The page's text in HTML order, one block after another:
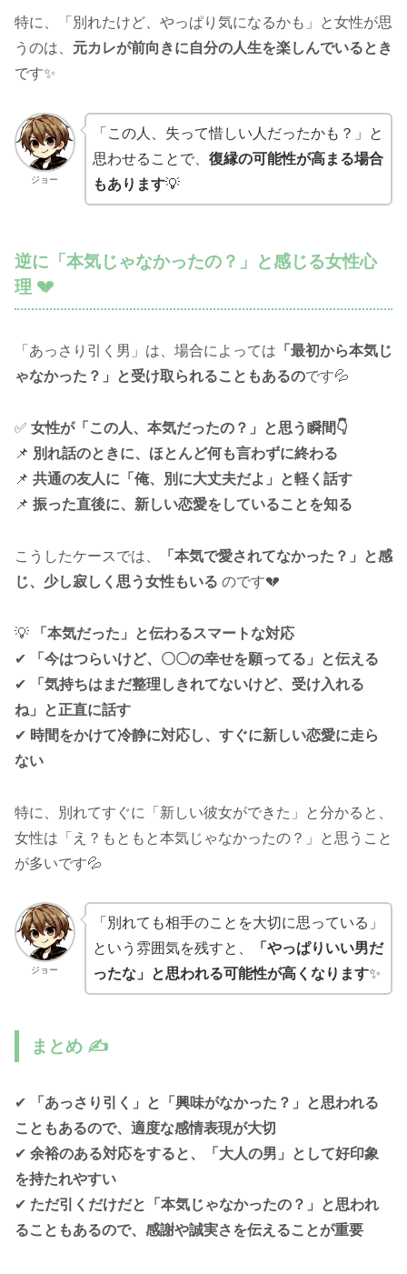
特に、「別れたけど、やっぱり気になるかも」と女性が思
うのは、 元カレが前向きに自分の人生を楽しんでいるとき
です✨
ジョー
「この人、失って惜しい人だったかも？」と
思わせることで、 復縁の可能性が高まる場合
もあります💡
逆に「本気じゃなかったの？」と感じる女性心
理 💔
「あっさり引く男」は、場合によっては 「最初から本気じ
ゃなかった？」と受け取られることもあるのです💦
✅ 女性が「この人、本気だったの？」と思う瞬間👇
📌 別れ話のときに、ほとんど何も言わずに終わる
📌 共通の友人に「俺、別に大丈夫だよ」と軽く話す
📌 振った直後に、新しい恋愛をしていることを知る
こうしたケースでは、
「本気で愛されてなかった？」と感
じ、少し寂しく思う女性もいる のです💔
💡
「本気だった」と伝わるスマートな対応
✔
「今はつらいけど、〇〇の幸せを願ってる」と伝える
✔
「気持ちはまだ整理しきれてないけど、受け入れる
ね」と正直に話す
✔ 時間をかけて冷静に対応し、すぐに新しい恋愛に走ら
ない
特に、別れてすぐに「新しい彼女ができた」と分かると、
女性は「え？もともと本気じゃなかったの？」と思うこと
が多いです💦
ジョー
「別れても相手のことを大切に思っている」
という雰囲気を残すと、
「やっぱりいい男だ
ったな」と思われる可能性が高くなります✨
まとめ ✍️
✔
「あっさり引く」と「興味がなかった？」と思われる
こともあるので、適度な感情表現が大切
✔ 余裕のある対応をすると、「大人の男」として好印象
を持たれやすい
✔ ただ引くだけだと「本気じゃなかったの？」と思われ
ることもあるので、感謝や誠実さを伝えることが重要